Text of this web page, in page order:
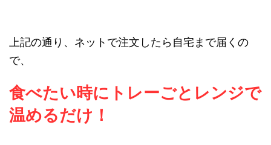
上記の通り、ネットで注文したら自宅まで届くの
で、
食べたい時にトレーごとレンジで
温めるだけ！